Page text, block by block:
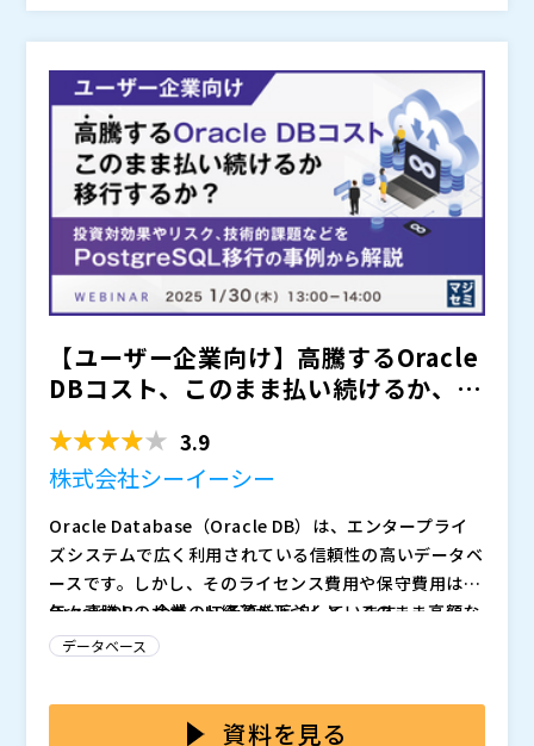
技術の急速な発展などの技術革新が進む中で、オンプレ
ミス、クラウド、ハイブリッドクラウドといった選択肢
が広がっており、それぞれの特徴を理解し、メリットと
デメリットを十分に把握することが重要です。
これを十分に理解せずに進めると、たとえば、クラウド
環境のコスト構造を把握しないままリソースを過剰に確
保し、予想外に高額な従量課金が発生する可能性があり
ます。また、オンプレミス環境ではビジネスの拡大に伴
うスケーラビリティの制約に直面する恐れもあります。
さらに、セキュリティやコンプライアンス要件の重要性
も踏まえ、各選択肢を慎重に比較・検討することが不可
欠です。
しっかりと自社のビジネス要件・運用要件やコスト構造
を再評価した結果、VMwareを使い続けるという選択肢
が最適であることも十分に考えられるのではないでしょ
うか。
本セミナーでは、仮想化基盤の代替環境として、オンプ
レミスの「Nutanix」、ハイブリッドクラウドの「Azu
re Stack HCI」、クラウド環境の「Microsoft Azur
e」を取り上げ、それぞれの特徴とメリットを徹底的に
解説します。
VMwareからの移行を検討している企業のIT担当者で、
オンプレミス、クラウド、ハイブリッドクラウドの比較
を行いたい方、自社の業務と今後のビジネス成長を考慮
して、最適な移行先を調査されている方、コスト最適
化、リソース管理の効率化、セキュリティ要件の強化な
ど、さまざまな観点から最適なソリューションを見つけ
たい方、などに特におすすめです。
※講演の一部および質疑応答はライブ配信にて行いま
す。
アルファテック・ソリューションズ株式会社（
デル・テクノロジーズ株式会社（
株式会社オープンソース活用研究所（
）
マジセミ株式会社（）
※共催、協賛、協力、講演企業は将来的に追加、削除さ
れる可能性があります。
【ユーザー企業向け】高騰するOracle
DBコスト、このまま払い続けるか、移
3.9
株式会社シーイーシー
Oracle Database（Oracle DB）は、エンタープライ
ズシステムで広く利用されている信頼性の高いデータベ
ースです。しかし、そのライセンス費用や保守費用は
年々高騰し、企業のIT予算を圧迫しています。
Oracle DBのサポート終了が近づくと、そのまま高額な
費用を支払い続けるか、新しいデータベースシステムに
ェクトにかかる初期費用」「運用コストの変化」「投資
事例をもとに、具体的なコスト削減効果や投資対効果、
データベース
資料を見る